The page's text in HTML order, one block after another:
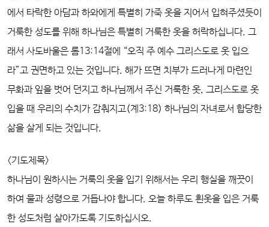
에서 타락한 아담과 하와에게 특별히 가죽 옷을 지어서 입혀주셨듯이
거룩한 성도를 위해 하나님은 특별히 거룩한 옷을 허락하십니다. 그
래서 사도바울은 롬13:14절에 “오직 주 예수 그리스도로 옷 입으
라”고 권면하고 있는 것입니다. 해가 뜨면 치부가 드러나게 마련인
무화과 잎을 벗어 던지고 하나님께서 주신 거룩한 옷, 그리스도로 옷
입을 때 우리의 수치가 감춰지고(계3:18) 하나님의 자녀로서 합당한
삶을 살게 되는 것입니다.
<기도제목>
하나님이 원하시는 거룩의 옷을 입기 위해서는 우리 행실을 깨끗이
하여 물과 성령으로 거듭나야 합니다. 오늘 하루도 흰옷을 입은 거룩
한 성도처럼 살아가도록 기도하십시오.